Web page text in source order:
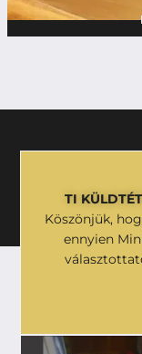
TI
Köszönjük,
ennyien